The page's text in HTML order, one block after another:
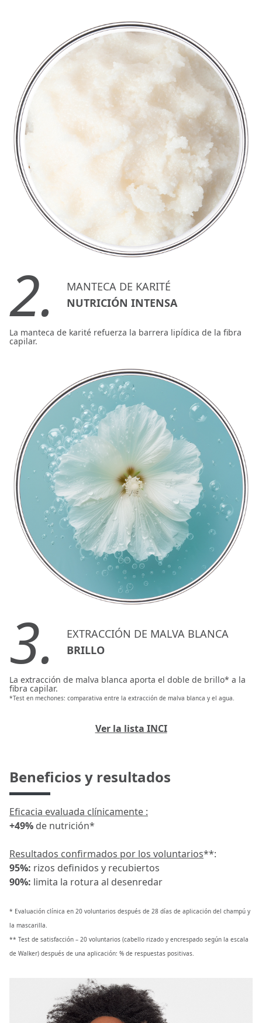
2.
MANTECA DE KARITÉ
NUTRICIÓN INTENSA
La manteca de karité refuerza la barrera lipídica de la fibra
capilar.
3.
EXTRACCIÓN DE MALVA BLANCA
BRILLO
La extracción de malva blanca aporta el doble de brillo* a la
fibra capilar.
*Test en mechones: comparativa entre la extracción de malva blanca y el agua.
Ver la lista INCI
Beneficios y resultados
Eficacia evaluada clínicamente :
+49% de nutrición*
Resultados confirmados por los voluntarios**:
95%: rizos definidos y recubiertos
90%: limita la rotura al desenredar
* Evaluación clínica en 20 voluntarios después de 28 días de aplicación del champú y
la mascarilla.
** Test de satisfacción – 20 voluntarios (cabello rizado y encrespado según la escala
de Walker) después de una aplicación: % de respuestas positivas.